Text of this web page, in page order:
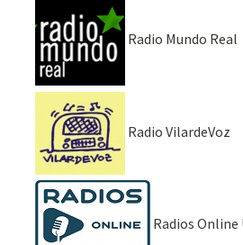
Radio Mundo Real
Radio VilardeVoz
Radios Online